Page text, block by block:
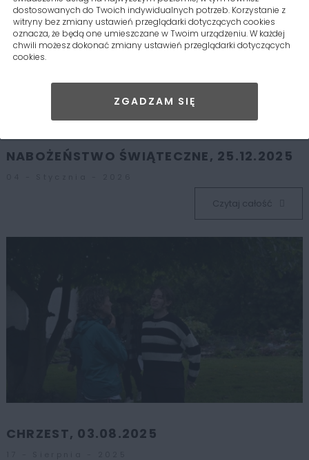
NABOŻEŃSTWO ŚWIĄTECZNE, 25.12.2025
Czytaj całość
CHRZEST, 03.08.2025
dostosowanych do Twoich indywidualnych potrzeb. Korzystanie z
witryny bez zmiany ustawień przeglądarki dotyczących cookies
oznacza, że będą one umieszczane w Twoim urządzeniu. W każdej
chwili możesz dokonać zmiany ustawień przeglądarki dotyczących
cookies.
ZGADZAM SIĘ